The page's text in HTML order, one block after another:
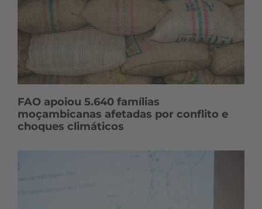
FAO apoiou 5.640 famílias
moçambicanas afetadas por conflito e
choques climáticos